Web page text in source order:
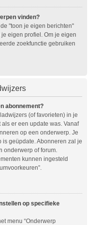
vinden?
"toon je eigen berichten"
eigen profiel. Om je eigen
zoekfunctie gebruiken
abonnement?
(of favorieten) in je
er een update was. Vanaf
op een onderwerp. Je
is geüpdate. Abonneren zal je
onderwerp of forum.
kunnen ingesteld
op specifieke
menu “Onderwerp